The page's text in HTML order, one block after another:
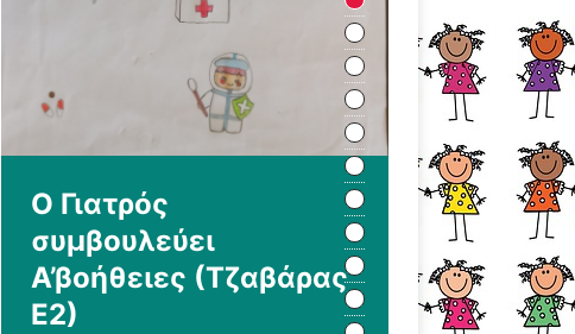
Ο Γιατρός
συμβουλεύει
Α’βοήθειες (Τζαβάρας
Ε2)